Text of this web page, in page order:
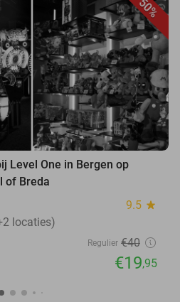
50%
Level One in Bergen op
of Breda
9.5 star
locaties)
Regulier €40
€19,95